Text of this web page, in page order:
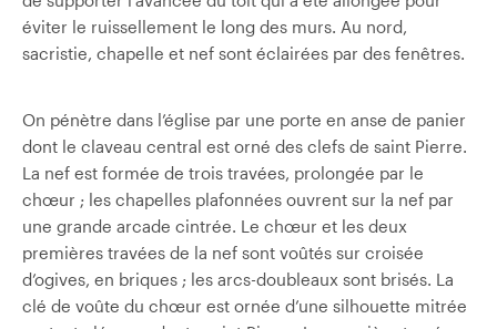
éviter le ruissellement le long des murs. Au nord,
sacristie, chapelle et nef sont éclairées par des fenêtres.
On pénètre dans l’église par une porte en anse de panier
dont le claveau central est orné des clefs de saint Pierre.
La nef est formée de trois travées, prolongée par le
chœur ; les chapelles plafonnées ouvrent sur la nef par
une grande arcade cintrée. Le chœur et les deux
premières travées de la nef sont voûtés sur croisée
d’ogives, en briques ; les arcs-doubleaux sont brisés. La
clé de voûte du chœur est ornée d’une silhouette mitrée